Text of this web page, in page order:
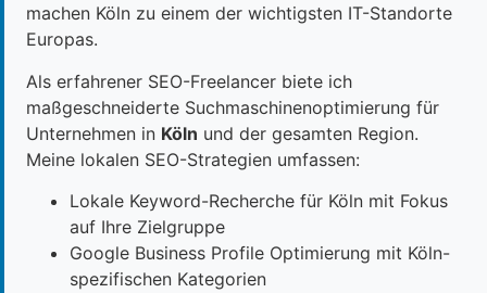
machen Köln zu einem der wichtigsten IT-Standorte
Europas.
Als erfahrener SEO-Freelancer biete ich
maßgeschneiderte Suchmaschinenoptimierung für
Unternehmen in Köln und der gesamten Region.
Meine lokalen SEO-Strategien umfassen:
Lokale Keyword-Recherche für Köln mit Fokus
auf Ihre Zielgruppe
Google Business Profile Optimierung mit Köln-
spezifischen Kategorien